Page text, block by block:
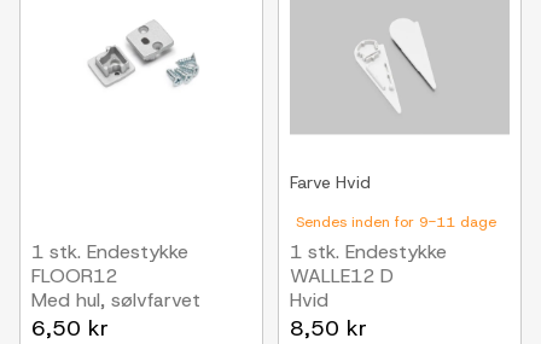
1 stk. Endestykke
FLOOR12
Med hul, sølvfarvet
6,50 kr
Sendes inden for 9-11 dage
Farve Hvid
1 stk. Endestykke
WALLE12 D
Hvid
8,50 kr